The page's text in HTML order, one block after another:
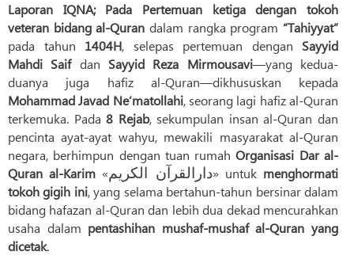
Laporan IQNA; Pada Pertemuan ketiga dengan tokoh
veteran bidang al-Quran dalam rangka program“Tahiyyat”
pada tahun 1404H, selepas pertemuan dengan Sayyid
Mahdi Saifdan Sayyid Reza Mirmousavi—yang kedua-
duanya juga hafiz al-Quran—dikhususkan kepada
Mohammad Javad Ne‘matollahi, seorang lagi hafiz al-Quran
terkemuka. Pada8 Rejab, sekumpulan insan al-Quran dan
pencinta ayat-ayat wahyu, mewakili masyarakat al-Quran
negara, berhimpun dengan tuan rumahOrganisasi Dar al-
Quran al-Karim «دارالقرآن الکریم» untuk menghormati
tokoh gigih ini, yang selama bertahun-tahun bersinar dalam
bidang hafazan al-Quran dan lebih dua dekad mencurahkan
usaha dalam pentashihan mushaf-mushaf al-Quran yang
dicetak.